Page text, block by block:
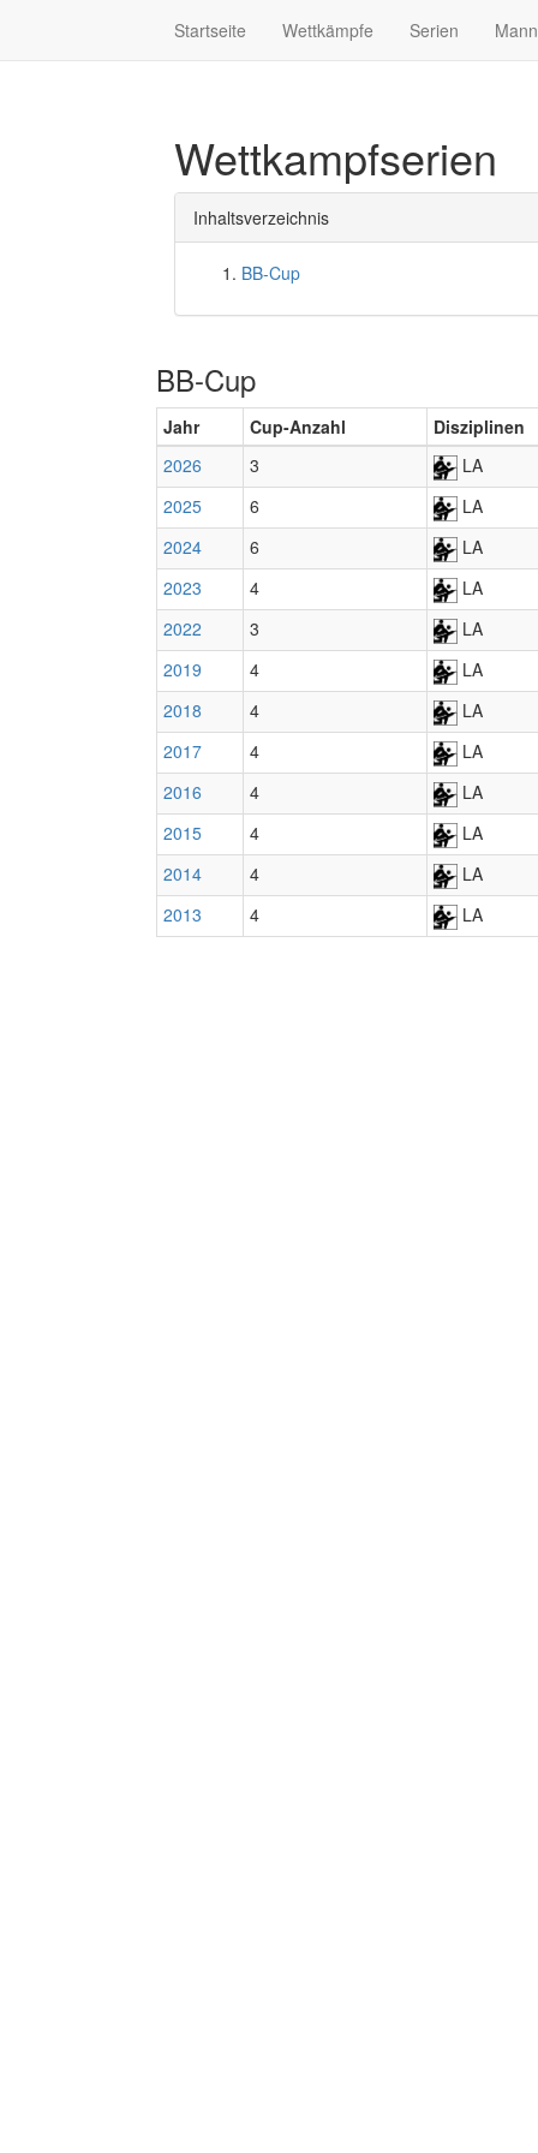
Startseite Wettkämpfe Serien
Wettkampfserien
Inhaltsverzeichnis
BB-Cup
BB-Cup
Jahr Cup-Anzahl
Disziplinen
2026
3
LA
2025
6
LA
2024
6
LA
2023
4
LA
2022
3
LA
2019
4
LA
2018
4
LA
2017
4
LA
2016
4
LA
2015
4
LA
2014
4
LA
2013
4 LA